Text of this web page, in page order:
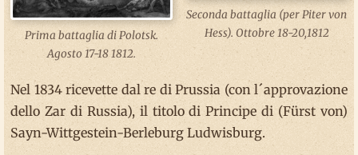
Prima battaglia di Polotsk.
Agosto 17-18 1812.
Seconda battaglia (per Piter von
Hess). Ottobre 18-20,1812
Nel 1834 ricevette dal re di Prussia (con l´approvazione
dello Zar di Russia), il titolo di Principe di (Fürst von)
Sayn-Wittgestein-Berleburg Ludwisburg.